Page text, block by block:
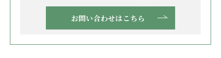
お問い合わせはこちら